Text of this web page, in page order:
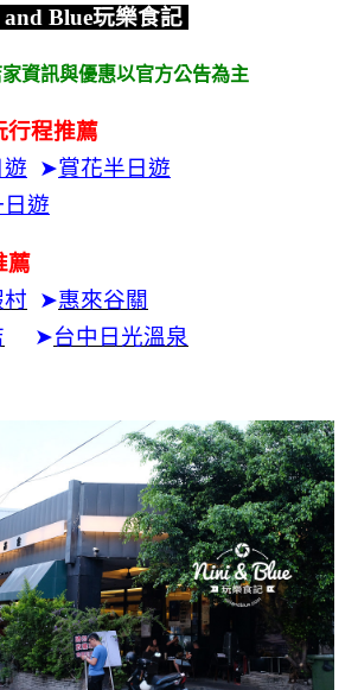
Blue玩樂食記
家資訊與優惠以官方公告為主
行程推薦
➤賞花半日遊
遊
薦
➤惠來谷關
➤台中日光溫泉